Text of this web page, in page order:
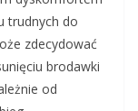
trudnych do
zdecydować
brodawki
od